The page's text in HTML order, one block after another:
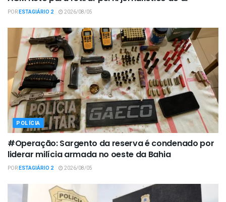
PORESTAGIÁRIO 2 2026/08/05
POLÍCIA
#Operação: Sargento da reserva é condenado por
liderar milícia armada no oeste da Bahia
PORESTAGIÁRIO 2 2026/08/05